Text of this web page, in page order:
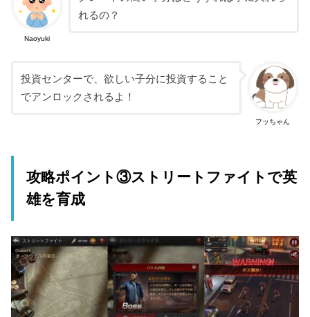
Naoyuki
れるの？
フッちゃん
投資センターで、欲しい子分に投資すること
でアンロックされるよ！
攻略ポイント③ストリートファイトで英
雄を育成